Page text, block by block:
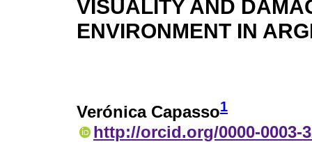
VISUALITY AND
ENVIRONMENT IN
Verónica Capasso1
http://orcid.org/0000-0003-